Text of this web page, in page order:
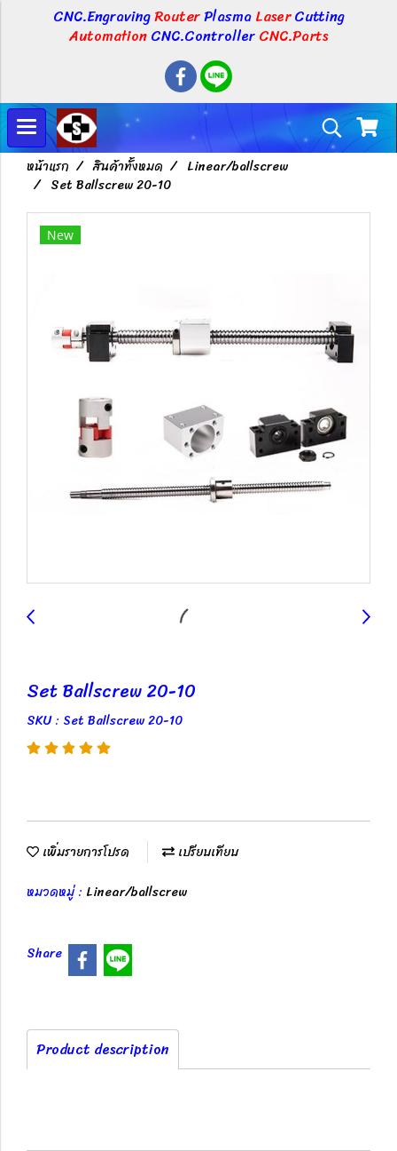
CNC.EngravingRouterPlasmaLaserCutting
AutomationCNC.ControllerCNC.Parts
หน้าแรก สินค้าทั้งหมด
Linear/ballscrew
Set Ballscrew 20-10
New
Set Ballscrew 20-10
SKU : Set Ballscrew 20-10
เพิ่มรายการโปรด
เปรียบเทียบ
หมวดหมู่ : Linear/ballscrew
Share
Product description